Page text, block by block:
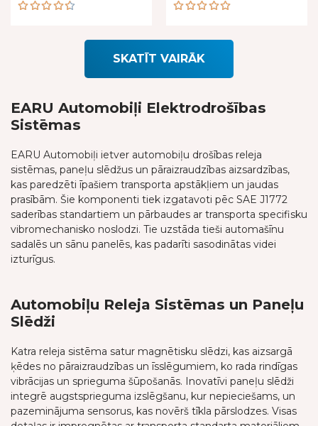
5.00out
SKATĪT VAIRĀK
EARU Automobiļi Elektrodrošības
Sistēmas
EARU Automobiļi ietver automobiļu drošības releja
sistēmas, paneļu slēdžus un pāraizraudzības aizsardzības,
kas paredzēti īpašiem transporta apstākļiem un jaudas
prasībām. Šie komponenti tiek izgatavoti pēc SAE J1772
saderības standartiem un pārbaudes ar transporta specifisku
vibromechanisko noslodzi. Tie uzstāda tieši automašīnu
sadalēs un sānu panelēs, kas padarīti sasodinātas videi
izturīgus.
Automobiļu Releja Sistēmas un Paneļu
Slēdži
Katra releja sistēma satur magnētisku slēdzi, kas aizsargā
ķēdes no pāraizraudzības un īsslēgumiem, ko rada rindīgas
vibrācijas un sprieguma šūpošanās. Inovatīvi paneļu slēdži
integrē augstsprieguma izslēgšanu, kur nepieciešams, un
pazeminājuma sensorus, kas novērš tīkla pārslodzes. Visas